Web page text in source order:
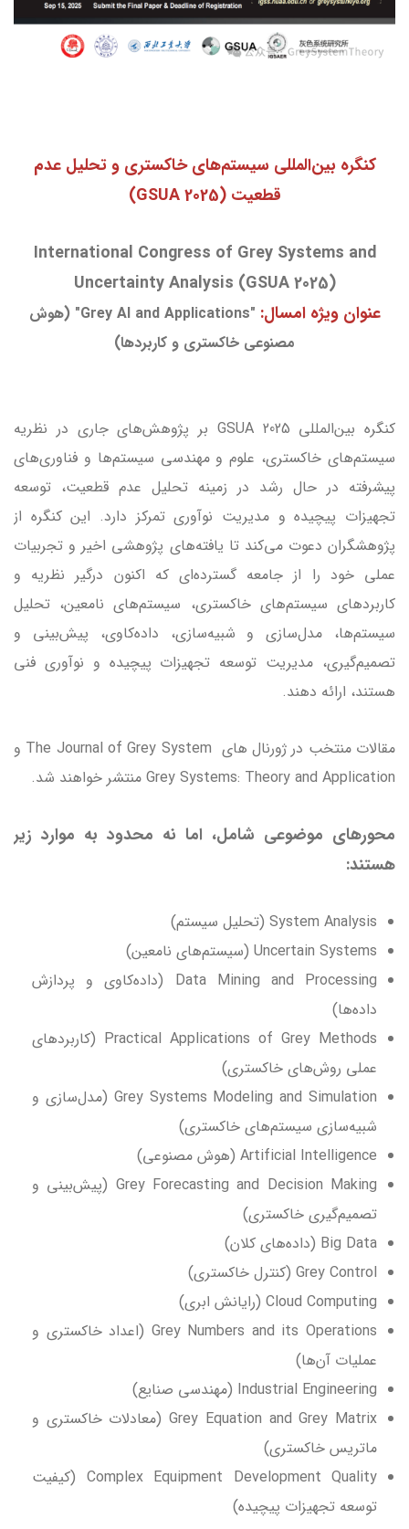
کنگره بین‌المللی سیستم‌های خاکستری و تحلیل عدم
قطعیت (GSUA 2025)
International Congress of Grey Systems and
Uncertainty Analysis (GSUA 2025)
عنوان ویژه امسال:
"Grey AI and Applications" (هوش
مصنوعی خاکستری و کاربردها)
کنگره بین‌المللی GSUA 2025 بر پژوهش‌های جاری در نظریه
سیستم‌های خاکستری، علوم و مهندسی سیستم‌ها و فناوری‌های
پیشرفته در حال رشد در زمینه تحلیل عدم قطعیت، توسعه
تجهیزات پیچیده و مدیریت نوآوری تمرکز دارد. این کنگره از
پژوهشگران دعوت می‌کند تا یافته‌های پژوهشی اخیر و تجربیات
عملی خود را از جامعه گسترده‌ای که اکنون درگیر نظریه و
کاربردهای سیستم‌های خاکستری، سیستم‌های نامعین، تحلیل
سیستم‌ها، مدل‌سازی و شبیه‌سازی، داده‌کاوی، پیش‌بینی و
تصمیم‌گیری، مدیریت توسعه تجهیزات پیچیده و نوآوری فنی
هستند، ارائه دهند.
مقالات منتخب در ژورنال های The Journal of Grey System و
Grey Systems: Theory and Application منتشر خواهند شد.
محورهای موضوعی شامل، اما نه محدود به موارد زیر
هستند:
System Analysis (تحلیل سیستم)
Uncertain Systems (سیستم‌های نامعین)
Data Mining and Processing (داده‌کاوی و پردازش
داده‌ها)
Practical Applications of Grey Methods (کاربردهای
عملی روش‌های خاکستری)
Grey Systems Modeling and Simulation (مدل‌سازی و
شبیه‌سازی سیستم‌های خاکستری)
Artificial Intelligence (هوش مصنوعی)
Grey Forecasting and Decision Making (پیش‌بینی و
تصمیم‌گیری خاکستری)
Big Data (داده‌های کلان)
Grey Control (کنترل خاکستری)
Cloud Computing (رایانش ابری)
Grey Numbers and its Operations (اعداد خاکستری و
عملیات آن‌ها)
Industrial Engineering (مهندسی صنایع)
Grey Equation and Grey Matrix (معادلات خاکستری و
ماتریس خاکستری)
Complex Equipment Development Quality (کیفیت
توسعه تجهیزات پیچیده)